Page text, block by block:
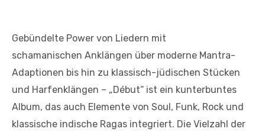
Gebündelte Power von Liedern mit
schamanischen Anklängen über moderne Mantra-
Adaptionen bis hin zu klassisch-jüdischen Stücken
und Harfenklängen – „Début“ ist ein kunterbuntes
Album, das auch Elemente von Soul, Funk, Rock und
klassische indische Ragas integriert. Die Vielzahl der